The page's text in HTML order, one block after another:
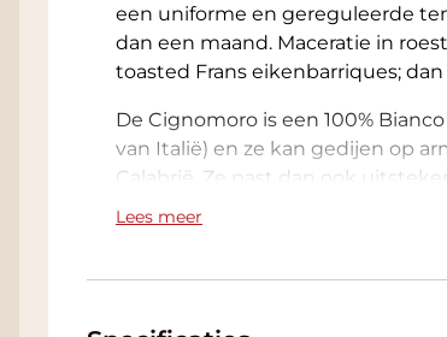
een uniforme en gereguleerde
dan een maand. Maceratie in
toasted Frans eikenbarriques;
De Cignomoro is een 100%
van Italië) en ze kan gedijen op
Calabrië. Ze past dan ook
d'Itria.
een zachte persing en wordt de
Lees meer